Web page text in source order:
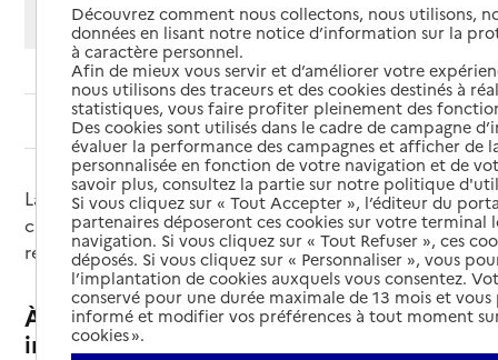
Whatsapp, veuillezautoriser le dépôt de cookies .
Sommaire
La CMI (carte mobilité inclusion) priorité est une
carte qui facilite vos déplacements. La CMI priorité
remplace l’ancienne carte de priorité.
À quoi sert la CMI (carte mobilité
inclusion) priorité ?
Découvrez comment nous collectons, nous utilisons,
données en lisant notre notice d’information sur la
à caractère personnel.
Afin de mieux vous servir et d’améliorer votre
nous utilisons des traceurs et des cookies destinés à
statistiques, vous faire profiter pleinement des
Des cookies sont utilisés dans le cadre de campagne
évaluer la performance des campagnes et afficher de
personnalisée en fonction de votre navigation et de
savoir plus, consultez la partie sur notre politique
Si vous cliquez sur « Tout Accepter », l’éditeur du
partenaires déposeront ces cookies sur votre terminal
navigation. Si vous cliquez sur « Tout Refuser », ces
déposés. Si vous cliquez sur « Personnaliser », vous
l’implantation de cookies auxquels vous consentez.
conservé pour une durée maximale de 13 mois et
informé et modifier vos préférences à tout moment
cookies ».